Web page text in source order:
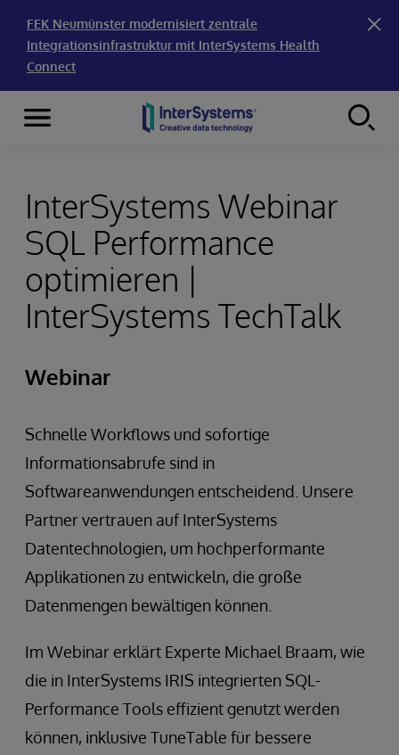
FEK Neumünster modernisiert zentrale
Integrationsinfrastruktur mit InterSystems Health
Connect
Skip to content
Menu
InterSystems Webinar
SQL Performance
optimieren |
InterSystems TechTalk
Webinar
Schnelle Workflows und sofortige
Informationsabrufe sind in
Softwareanwendungen entscheidend. Unsere
Partner vertrauen auf InterSystems
Datentechnologien, um hochperformante
Applikationen zu entwickeln, die große
Datenmengen bewältigen können.
Im Webinar erklärt Experte Michael Braam, wie
die in InterSystems IRIS integrierten SQL-
Performance Tools effizient genutzt werden
können, inklusive TuneTable für bessere